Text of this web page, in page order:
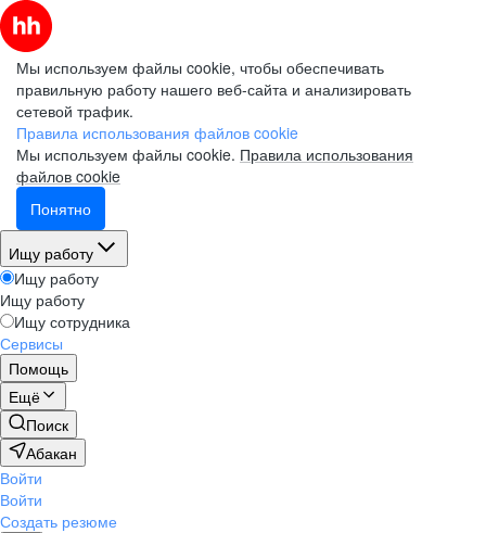
Мы используем файлы cookie, чтобы обеспечивать
правильную работу нашего веб-сайта и анализировать
сетевой трафик.
Правила использования файлов cookie
Мы используем файлы cookie. Правила использования
файлов cookie
Понятно
Ищу работу
Ищу работу
Ищу работу
Ищу сотрудника
Сервисы
Помощь
Ещё
Поиск
Абакан
Войти
Войти
Создать резюме